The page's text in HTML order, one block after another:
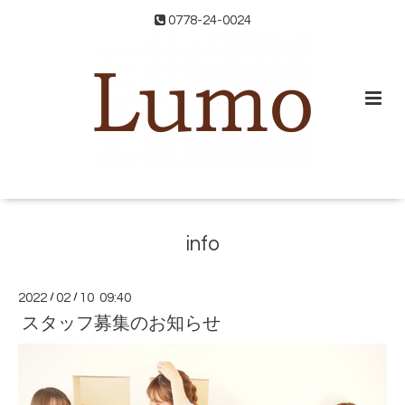
0778-24-0024
info
2022 /02 / 10 09:40
スタッフ募集のお知らせ